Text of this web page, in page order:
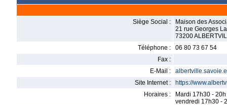
Siège Social :
Maison des
21 rue Georges
73200
Téléphone :
06 80 73 67 54
Fax :
E-Mail :
Site Internet :
https://
Horaires :
Mardi 17h30 -
vendredi 17h30 -